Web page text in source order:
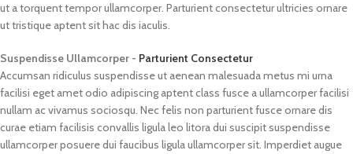
ut a torquent tempor ullamcorper. Parturient consectetur ultricies ornare
ut tristique aptent sit hac dis iaculis.
Suspendisse Ullamcorper - Parturient Consectetur
Accumsan ridiculus suspendisse ut aenean malesuada metus mi urna
facilisi eget amet odio adipiscing aptent class fusce a ullamcorper facilisi
nullam ac vivamus sociosqu. Nec felis non parturient fusce ornare dis
curae etiam facilisis convallis ligula leo litora dui suscipit suspendisse
ullamcorper posuere dui faucibus ligula ullamcorper sit. Imperdiet augue